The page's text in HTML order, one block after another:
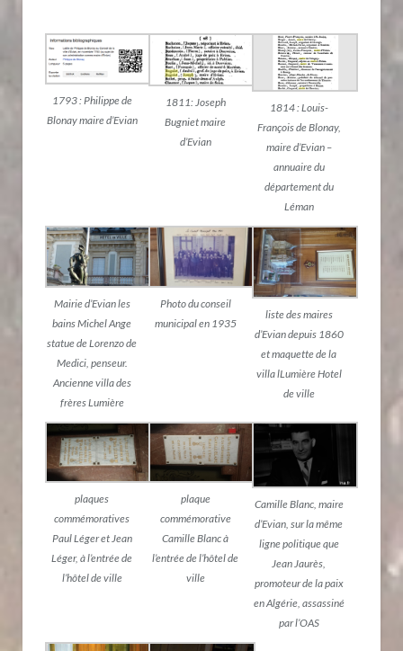
1793 : Philippe de
Blonay maire d’Evian
1811: Joseph
Bugniet maire
d’Evian
1814 : Louis-
François de Blonay,
maire d’Evian –
annuaire du
département du
Léman
Mairie d’Evian les
bains Michel Ange
statue de Lorenzo de
Medici, penseur.
Ancienne villa des
frères Lumière
Photo du conseil
municipal en 1935
liste des maires
d’Evian depuis 1860
et maquette de la
villa lLumière Hotel
de ville
plaques
commémoratives
Paul Léger et Jean
Léger, à l’entrée de
l’hôtel de ville
plaque
commémorative
Camille Blanc à
l’entrée de l’hôtel de
ville
Camille Blanc, maire
d’Evian, sur la même
ligne politique que
Jean Jaurès,
promoteur de la paix
en Algérie, assassiné
par l’OAS